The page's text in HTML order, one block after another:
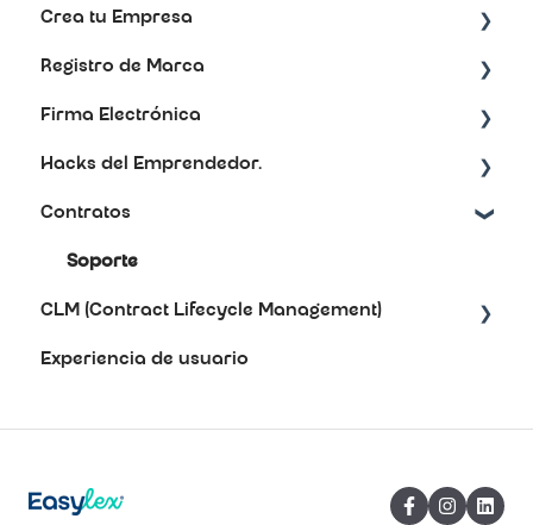
Crea tu Empresa
Artículos de ayuda
Preguntas frecuentes
Registro de Marca
Soporte
Firma Electrónica
Soporte
Hacks del Emprendedor.
Redes sociales.
Contratos
Soporte
CLM (Contract Lifecycle Management)
Preguntas frecuentes
Experiencia de usuario